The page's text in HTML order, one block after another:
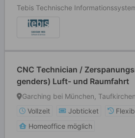
Tebis Technische
CNC Technician /
genders) Luft- und Raumfahrt
Garching bei München, Taufkirchen
Vollzeit
Jobticket
Homeoffice möglich